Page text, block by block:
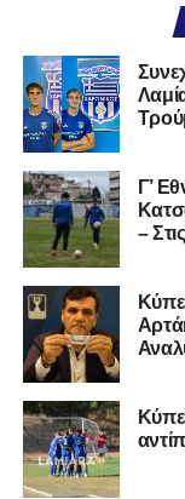
στις 26
Καλωσορίζουμε
Σαρωνικού και
επιτυχίες.»
Η ανακοίνωση
«Ο Α.Ο.
απόκτηση του
Ο 24χρονος
27/06/2002)
στη Γ’ Εθνική με
αγωνίστηκε στον
της Serie D στην
Γ’
–